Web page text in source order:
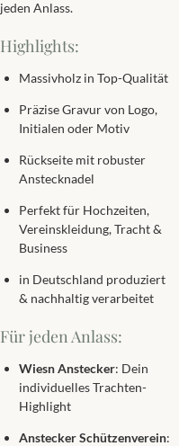
jeden Anlass.
Highlights:
Massivholz in Top-Qualität
Präzise Gravur von Logo,
Initialen oder Motiv
Rückseite mit robuster
Anstecknadel
Perfekt für Hochzeiten,
Vereinskleidung, Tracht &
Business
in Deutschland produziert
& nachhaltig verarbeitet
Für jeden Anlass:
Wiesn Anstecker: Dein
individuelles Trachten-
Highlight
Anstecker Schützenverein: